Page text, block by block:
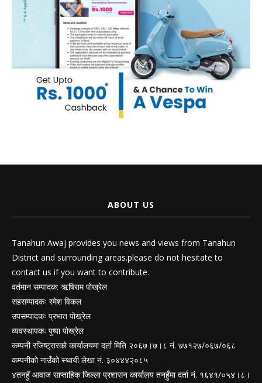
ABOUT US
Tanahun Awaj provides you news and views from Tanahun
District and surrounding areas.please do not hesitate to
contact us if you want to contribute.
वर्तमान सम्पादक: ऋषिराम पोख्रेल
सहसम्पादकः रमेश विकल
उपसम्पादकः प्रभात पोख्रेल
व्यवस्थापकः पुष्पा पोख्रेल
कम्पनी रजिष्ट्रारको कार्यालयमा दर्ता मिति २०६७।७।८ नं. ७७१२७/०६७/०६८
कम्पनीको नाउँको स्थायी लेखा नं. ३०४४४२०८५
४तनहुँ आवाज साप्ताहिक जिल्ला प्रशासन कार्यालय तनहुँमा दर्ता नं. १६४१/०५४।८।